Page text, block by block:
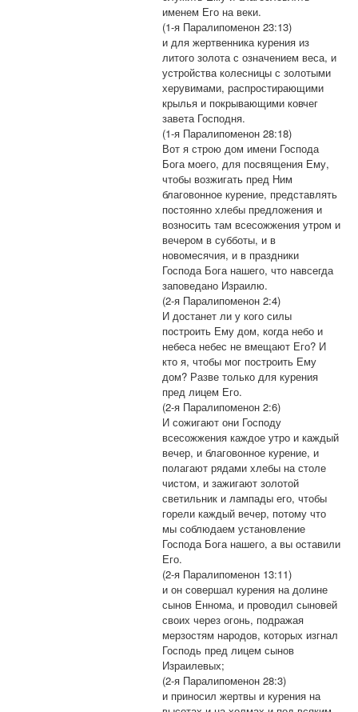
именем Его на веки.
(1-я Паралипоменон 23:13)
и для жертвенника курения из
литого золота с означением веса, и
устройства колесницы с золотыми
херувимами, распростирающими
крылья и покрывающими ковчег
завета Господня.
(1-я Паралипоменон 28:18)
Вот я строю дом имени Господа
Бога моего, для посвящения Ему,
чтобы возжигать пред Ним
благовонное курение, представлять
постоянно хлебы предложения и
возносить там всесожжения утром и
вечером в субботы, и в
новомесячия, и в праздники
Господа Бога нашего, что навсегда
заповедано Израилю.
(2-я Паралипоменон 2:4)
И достанет ли у кого силы
построить Ему дом, когда небо и
небеса небес не вмещают Его? И
кто я, чтобы мог построить Ему
дом? Разве только для курения
пред лицем Его.
(2-я Паралипоменон 2:6)
И сожигают они Господу
всесожжения каждое утро и каждый
вечер, и благовонное курение, и
полагают рядами хлебы на столе
чистом, и зажигают золотой
светильник и лампады его, чтобы
горели каждый вечер, потому что
мы соблюдаем установление
Господа Бога нашего, а вы оставили
Его.
(2-я Паралипоменон 13:11)
и он совершал курения на долине
сынов Еннома, и проводил сыновей
своих через огонь, подражая
мерзостям народов, которых изгнал
Господь пред лицем сынов
Израилевых;
(2-я Паралипоменон 28:3)
и приносил жертвы и курения на